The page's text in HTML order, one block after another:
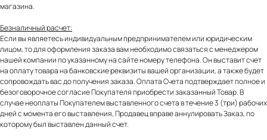
магазина.
Безналичный расчет:
Если вы являетесь индивидуальным предпринимателем или юридическим
лицом, то для оформления заказа вам необходимо связаться с менеджером
нашей компании по указанному на сайте номеру телефона. Он выставит счет
на оплату товара на банковские реквизиты вашей организации, а также будет
сопровождать вас до получения заказа. Оплата Счета подтверждает полное и
безоговорочное согласие Покупателя приобрести заказанный Товар. В
случае неоплаты Покупателем выставленного счета в течение 3 (три) рабочих
дней с момента его выставления, Продавец вправе аннулировать Заказ, по
которому был выставлен данный счет.